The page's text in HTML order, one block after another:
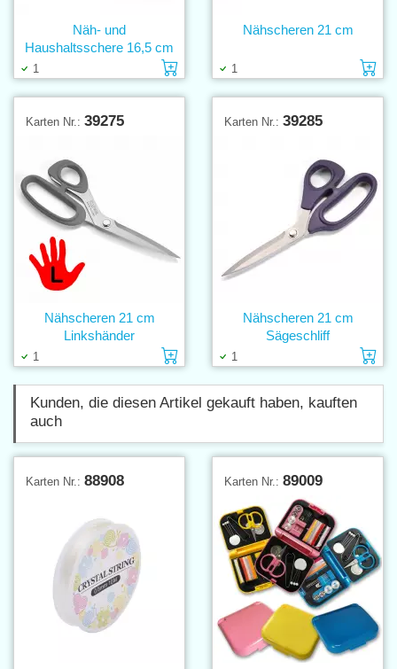
1 Einlage in den Warenkorb
Näh- und
Haushaltsschere 16,5 cm
1
Nähscheren 21 cm
Karten Nr.: 39275
1 Einlage in den Warenkorb
Nähscheren 21 cm
Linkshänder
Karten Nr.: 39285
1
Nähscheren 21 cm
Sägeschliff
Kunden, die diesen Artikel gekauft haben, kauften
auch
Karten Nr.: 88908 Karten Nr.: 89009